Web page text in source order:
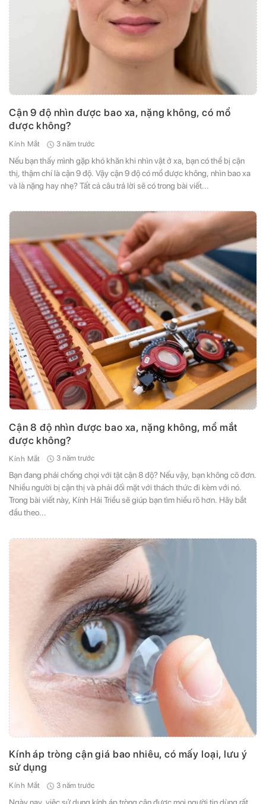
Cận 9 độ nhìn được bao xa, nặng không, có mổ
được không?
Kính Mắt 3 năm trước
Nếu bạn thấy mình gặp khó khăn khi nhìn vật ở xa, bạn có thể bị cận
thị, thậm chí là cận 9 độ. Vậy cận 9 độ có mổ được không, nhìn bao xa
và là nặng hay nhẹ? Tất cả câu trả lời sẽ có trong bài viết...
Cận 8 độ nhìn được bao xa, nặng không, mổ mắt
được không?
Kính Mắt 3 năm trước
Bạn đang phải chống chọi với tật cận 8 độ? Nếu vậy, bạn không cô đơn.
Nhiều người bị cận thị và phải đối mặt với thách thức đi kèm với nó.
Trong bài viết này, Kính Hải Triều sẽ giúp bạn tìm hiểu rõ hơn. Hãy bắt
đầu theo...
Kính áp tròng cận giá bao nhiêu, có mấy loại, lưu ý
sử dụng
Kính Mắt 3 năm trước